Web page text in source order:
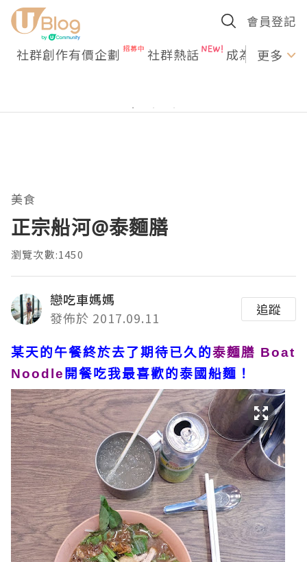
會員登記
社群創作有價企劃 社群熱話 成為U更多
美食
正宗船河@泰麵膳
瀏覽次數:1450
戀吃車媽媽
發佈於 2017.09.11
追蹤
某天的午餐終於去了期待已久的泰麵膳 Boat
Noodle 開餐吃我最喜歡的泰國船麵！